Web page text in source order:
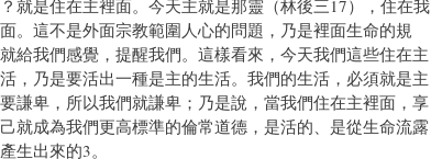
就是住在主裡面。今天主就是那靈（林後三17），住在我
。這不是外面宗教範圍人心的問題，乃是裡面生命的規
給我們感覺，提醒我們。這樣看來，今天我們這些住在主
，乃是要活出一種是主的生活。我們的生活，必須就是主
謙卑，所以我們就謙卑；乃是說，當我們住在主裡面，享
就成為我們更高標準的倫常道德，是活的、是從生命流露
生出來的3。